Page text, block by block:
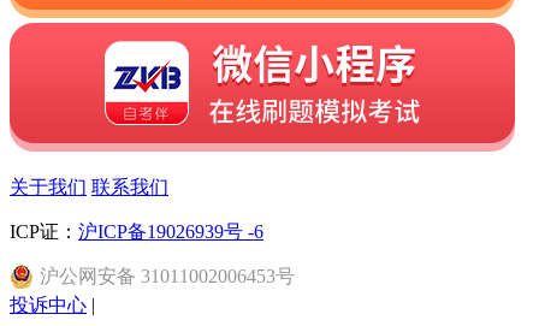
关于我们 联系我们
ICP证： 沪ICP备19026939号 -6
沪公网安备 31011002006453号
投诉中心 |